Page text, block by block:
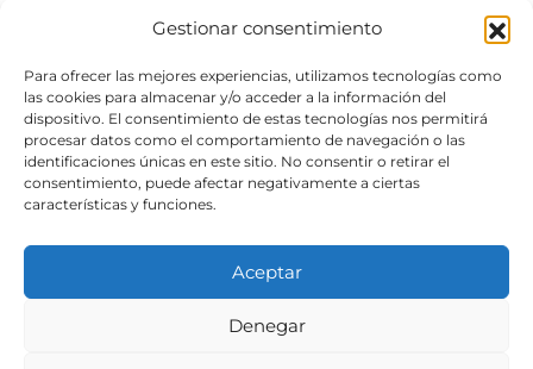
Gestionar consentimiento
Para ofrecer las mejores experiencias, utilizamos tecnologías como
las cookies para almacenar y/o acceder a la información del
dispositivo. El consentimiento de estas tecnologías nos permitirá
procesar datos como el comportamiento de navegación o las
identificaciones únicas en este sitio. No consentir o retirar el
consentimiento, puede afectar negativamente a ciertas
características y funciones.
Aceptar
Denegar
Inicio
Proxectos
Servizos técnicos
Xestión inmobiliaria
Contacto